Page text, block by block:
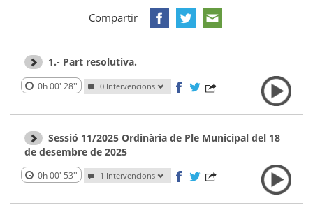
Compartir
1.- Part resolutiva.
0h 00' 28'' 0 Intervencions
Sessió 11/2025 Ordinària de Ple Municipal del 18
de desembre de 2025
0h 00' 53'' 1 Intervencions